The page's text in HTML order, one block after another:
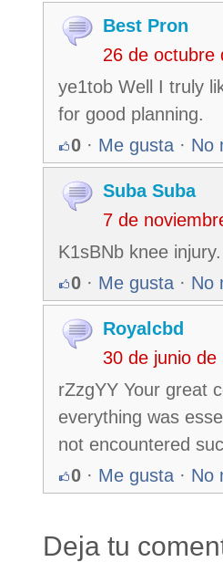
Best Pron
26 de octubre
ye1tob Well I truly
for good planning.
0 · Me gusta · No
Suba Suba
7 de
K1sBNb knee
0 · Me gusta · No
Royalcbd
30 de junio
rZzgYY Your great
everything was
not encountered
0 · Me gusta · No
Deja tu